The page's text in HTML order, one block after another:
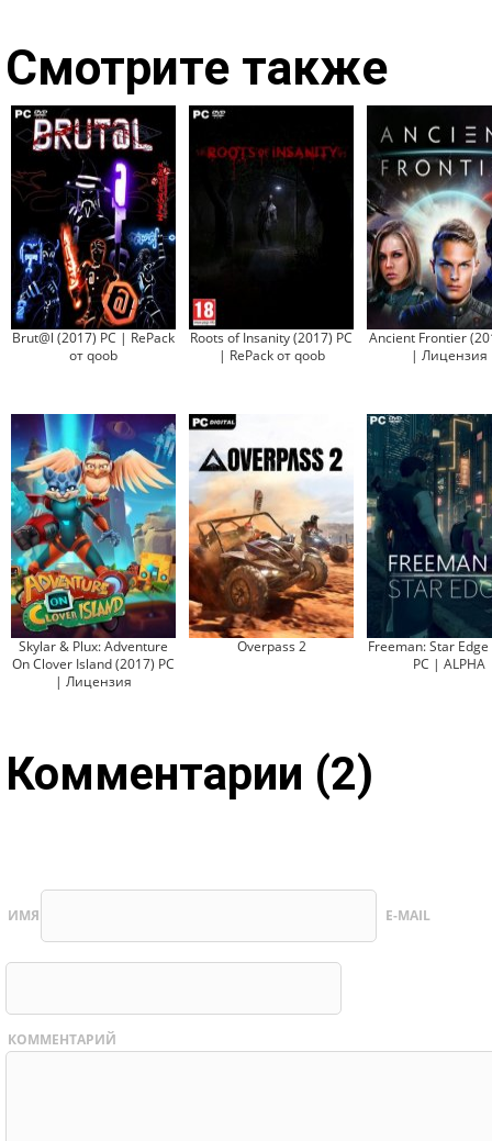
Смотрите также
Brut@l (2017) PC | RePack
от qoob
Roots of Insanity (2017) PC
| RePack от qoob
Ancient Frontier
| Лицензия
Skylar & Plux: Adventure
On Clover Island (2017) PC
| Лицензия
Overpass 2
Freeman: Star
PC | ALPHA
Комментарии (2)
ИМЯ E-MAIL
КОММЕНТАРИЙ